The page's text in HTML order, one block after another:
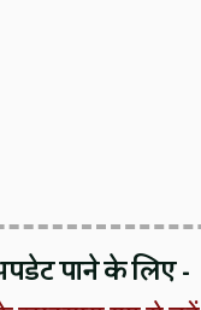
पाने के लिए -